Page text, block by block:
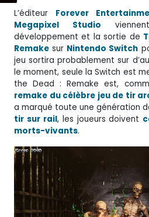
L’éditeur Forever
Megapixel Studio
développement et la sortie de
Remake sur Nintendo Switch
jeu sortira probablement sur
le moment, seule la Switch est
the Dead : Remake est,
remake du célèbre jeu de tir
a marqué toute une génération
tir sur rail, les joueurs doivent
morts-vivants.